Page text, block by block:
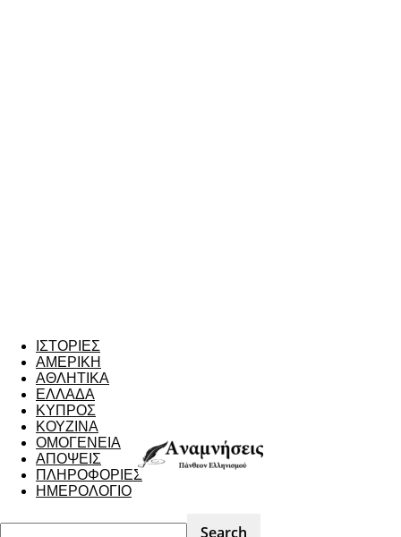
ΙΣΤΟΡΙΕΣ
ΑΜΕΡΙΚΗ
ΑΘΛΗΤΙΚΑ
ΕΛΛΑΔΑ
ΚΥΠΡΟΣ
ΚΟΥΖΙΝΑ
ΟΜΟΓΕΝΕΙΑ
ΑΠΟΨΕΙΣ
ΠΛΗΡΟΦΟΡΙΕΣ
ΗΜΕΡΟΛΟΓΙΟ